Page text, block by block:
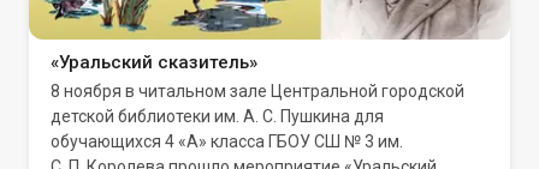
«Уральский сказитель»
8 ноября в читальном зале Центральной городской
детской библиотеки им. А. С. Пушкина для
обучающихся 4 «А» класса ГБОУ СШ № 3 им.